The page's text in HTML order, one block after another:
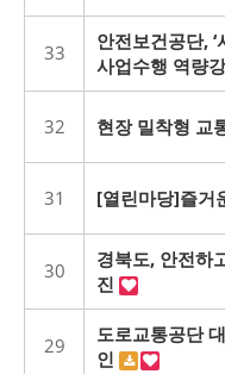
33
안전보건공단,
사업수행 역량
32 현장 밀착형 교
31 [열린마당]즐거
30
경북도, 안전하
진
29
도로교통공단
인